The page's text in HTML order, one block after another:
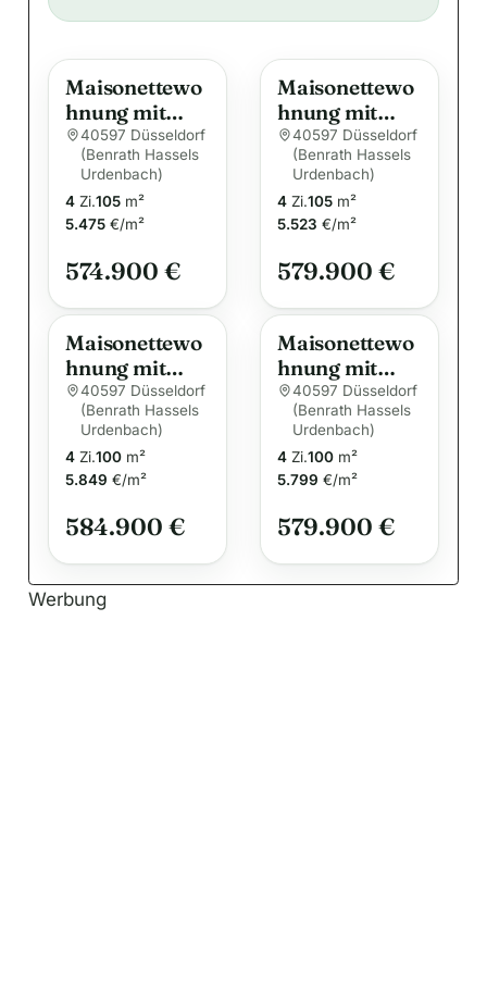
t
Maisonettewo
hnung mit
Balkon und
zwei Bädern
40597 Düsseldorf
(Benrath Hassels
Urdenbach)
4 Zi.105 m²
5.475 €/m²
574.900 €
Maisonettewo
hnung mit
Balkon und
zwei Bädern
40597 Düsseldorf
(Benrath Hassels
Urdenbach)
4 Zi.105 m²
5.523 €/m²
579.900 €
Maisonettewo
hnung mit
Balkon und
Dachterrasse
sowie zwei
Bädern
40597 Düsseldorf
(Benrath Hassels
Urdenbach)
4 Zi.100 m²
5.849 €/m²
584.900 €
Maisonettewo
hnung mit
Balkon und
Dachterrasse
sowie zwei
Bädern
40597 Düsseldorf
(Benrath Hassels
Urdenbach)
4 Zi.100 m²
5.799 €/m²
579.900 €
Werbung